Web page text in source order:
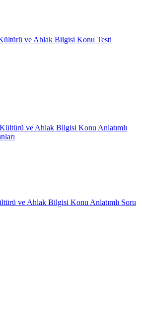
ve Ahlak Bilgisi Konu Testi
ve Ahlak Bilgisi Konu Anlatımlı Soru